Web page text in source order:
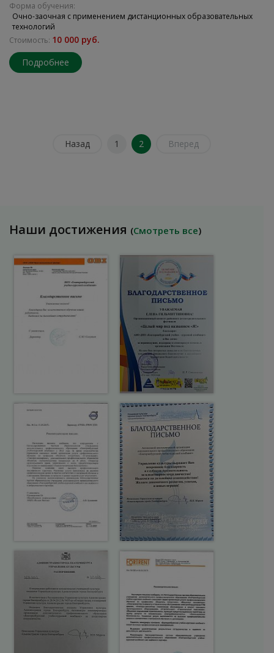
Форма обучения:
Очно-заочная с применением дистанционных образовательных
технологий
Стоимость: 10 000 руб.
Подробнее
Назад 1 2 Вперед
Наши достижения (Смотреть все)